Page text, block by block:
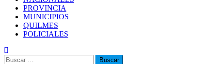
PROVINCIA
MUNICIPIOS
QUILMES
POLICIALES
Buscar: